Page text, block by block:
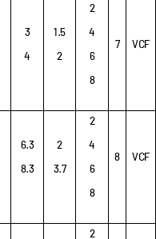
VCF
7
2
4
6
8
1.5
2
3
4
VCF
8
2
4
6
8
2
3.7
6.3
8.3
2